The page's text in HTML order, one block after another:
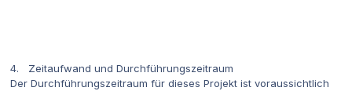
4. Zeitaufwand und Durchführungszeitraum
Der Durchführungszeitraum für dieses Projekt ist voraussichtlich